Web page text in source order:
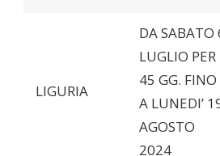
LIGURIA
DA SABATO
LUGLIO PER
45 GG. FINO
A LUNEDI’
AGOSTO
2024